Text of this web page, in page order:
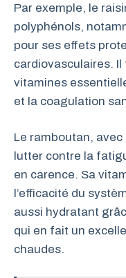
Par exemple, le
polyphénols,
pour ses effets
cardiovasculaires.
vitamines
et la coagulation
Le ramboutan,
lutter contre la
en carence. Sa
l’efficacité du
aussi hydratant
qui en fait un
chaudes.